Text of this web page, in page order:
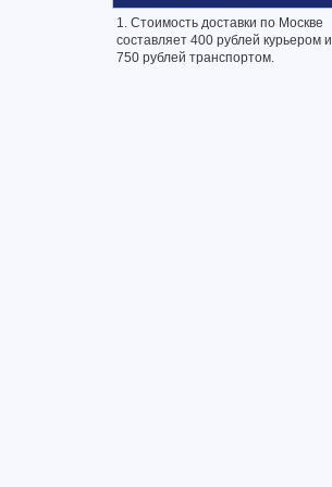
1. Стоимость доставки по Москве
составляет 400 рублей курьером и
750 рублей транспортом.